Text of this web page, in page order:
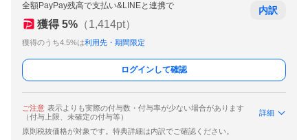
全額PayPay残高で支払い&LINEと連携で
獲得 5% （1,414pt）
獲得のうち4.5%は利用先・期間限定
内訳
ログインして確認
ご注意 表示よりも実際の付与数・付与率が少ない場合があります
（付与上限、未確定の付与等）
詳細
原則税抜価格が対象です。特典詳細は内訳でご確認ください。